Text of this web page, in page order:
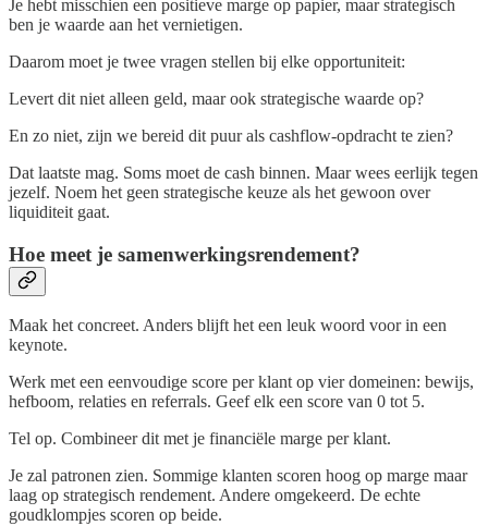
Je hebt misschien een positieve marge op papier, maar strategisch
ben je waarde aan het vernietigen.
Daarom moet je twee vragen stellen bij elke opportuniteit:
Levert dit niet alleen geld, maar ook strategische waarde op?
En zo niet, zijn we bereid dit puur als cashflow-opdracht te zien?
Dat laatste mag. Soms moet de cash binnen. Maar wees eerlijk tegen
jezelf. Noem het geen strategische keuze als het gewoon over
liquiditeit gaat.
Hoe meet je samenwerkingsrendement?
Maak het concreet. Anders blijft het een leuk woord voor in een
keynote.
Werk met een eenvoudige score per klant op vier domeinen: bewijs,
hefboom, relaties en referrals. Geef elk een score van 0 tot 5.
Tel op. Combineer dit met je financiële marge per klant.
Je zal patronen zien. Sommige klanten scoren hoog op marge maar
laag op strategisch rendement. Andere omgekeerd. De echte
goudklompjes scoren op beide.